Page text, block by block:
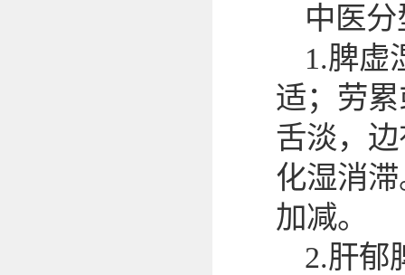
中医
1.脾虚
适；劳
舌淡，
化湿消
加减。
2.肝郁